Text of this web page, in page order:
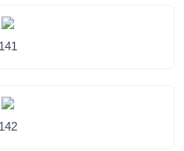
141
142